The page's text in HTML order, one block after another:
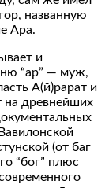
названную
Ара.
и
“ар” — муж,
А(й)рарат и
на древнейших
(от баг
“бог” плюс